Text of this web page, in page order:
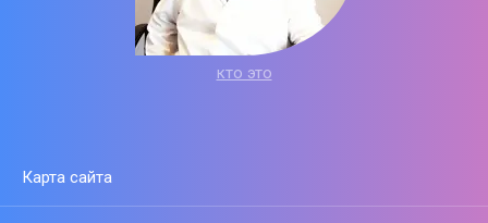
кто это
Карта сайта